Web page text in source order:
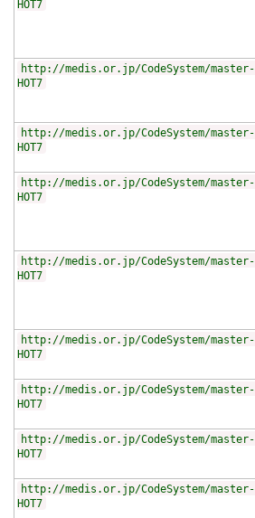
HOT7
http://medis.or.jp/CodeSystem/master-
HOT7
http://medis.or.jp/CodeSystem/master-
HOT7
http://medis.or.jp/CodeSystem/master-
HOT7
http://medis.or.jp/CodeSystem/master-
HOT7
http://medis.or.jp/CodeSystem/master-
HOT7
http://medis.or.jp/CodeSystem/master-
HOT7
http://medis.or.jp/CodeSystem/master-
HOT7
http://medis.or.jp/CodeSystem/master-
HOT7